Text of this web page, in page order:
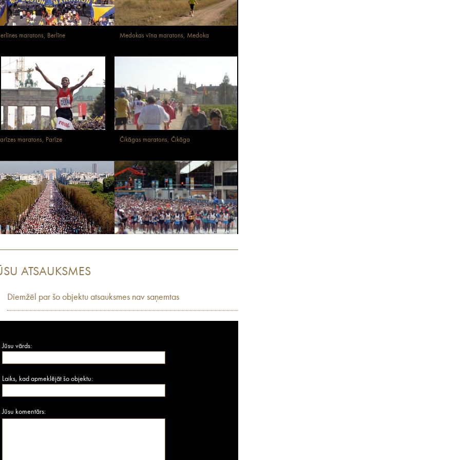
maratons, Berlīne Medokas vīna maratons, Medoka
maratons, Parīze Čikāgas maratons, Čikāga
ATSAUKSMES
Diemžēl par šo objektu atsauksmes nav saņemtas
Jūsu vārds:
Laiks, kad apmeklējāt šo objektu:
Jūsu komentārs: